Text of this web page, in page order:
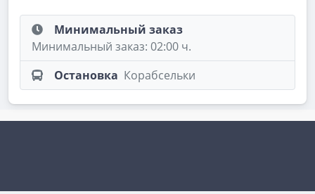
Минимальный заказ
Минимальный заказ: 02:00 ч.
Остановка Корабсельки